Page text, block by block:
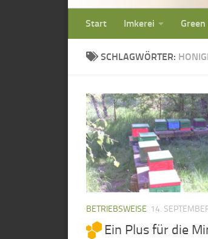
Start Imkerei Green
SCHLAGWÖRTER:
BETRIEBSWEISE 14.
Ein Plus für die